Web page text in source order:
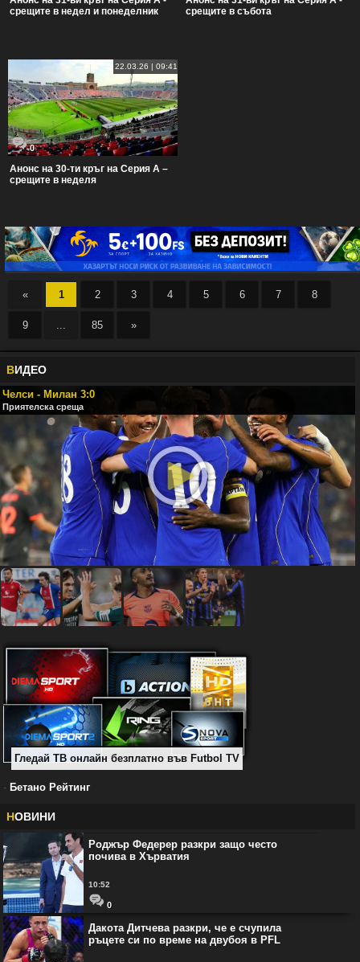
срещите в недел и понеделник
срещите в събота
22.03.26 | 09:41
0
Анонс на 30-ти кръг на Серия А –
срещите в неделя
« 1 2 3 4 5 6 7 8
9 85 »
ВИДЕО
Челси - Милан 3:0
Приятелска среща
Гледай ТВ онлайн безплатно във Futbol TV
- Бетано Рейтинг
НОВИНИ
Роджър Федерер разкри защо често
почива в Хърватия
10:52
0
Дакота Дитчева разкри, че е счупила
ръцете си по време на двубоя в PFL